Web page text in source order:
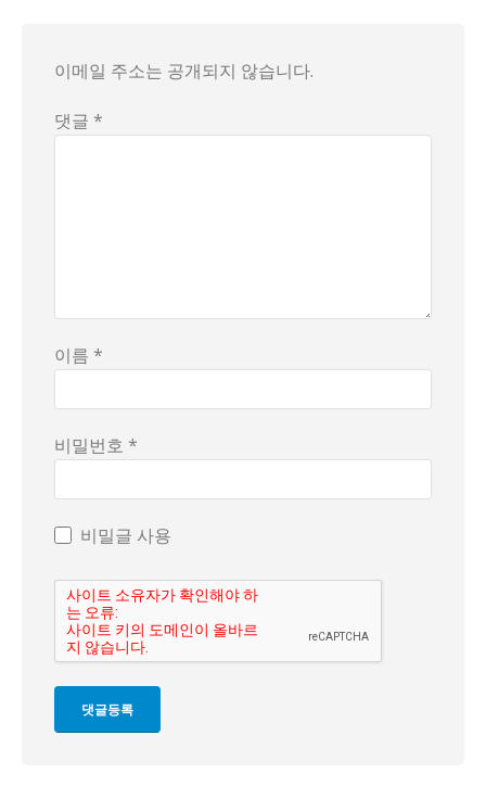
이메일 주소는 공개되지 않습니다.
댓글 *
이름 *
비밀번호 *
비밀글 사용